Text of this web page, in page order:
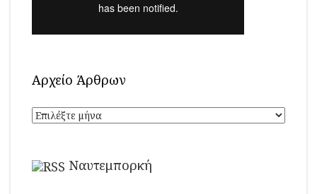
Αρχείο Άρθρων
Αρχείο
Άρθρων
Ναυτεμπορκή